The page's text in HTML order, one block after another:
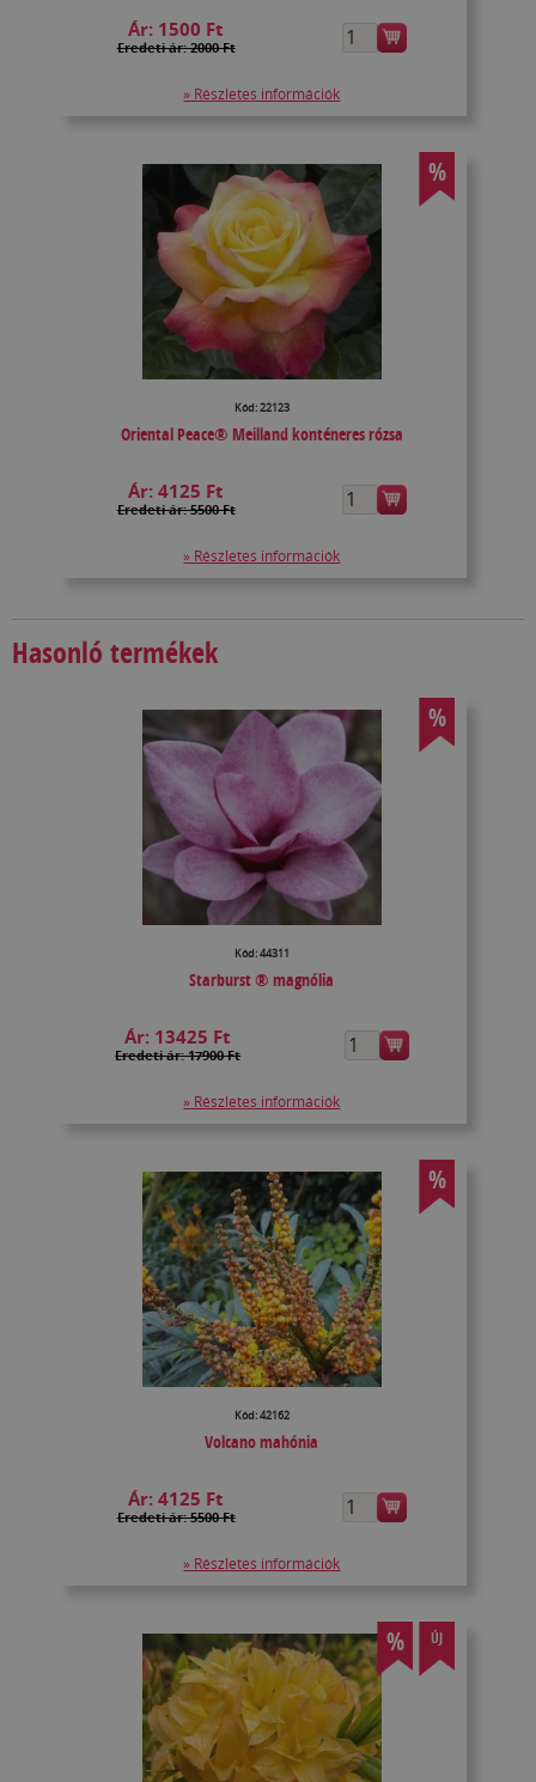
Ár: 1500 Ft
Eredeti ár: 2000 Ft
» Részletes információk
%
Kód: 22123
Oriental Peace® Meilland konténeres rózsa
Ár:4125 Ft
Eredeti ár: 5500 Ft
» Részletes információk
Hasonló termékek
%
Kód: 44311
Starburst ® magnólia
Ár: 13425 Ft
Eredeti ár: 17900 Ft
» Részletes információk
%
Kód: 42162
Volcano mahónia
Ár:4125 Ft
Eredeti ár: 5500 Ft
» Részletes információk
% ÚJ